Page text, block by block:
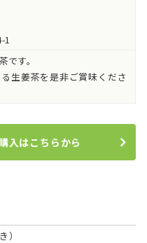
1
す。
生姜茶を是非ご賞味くださ
入はこちらから
）